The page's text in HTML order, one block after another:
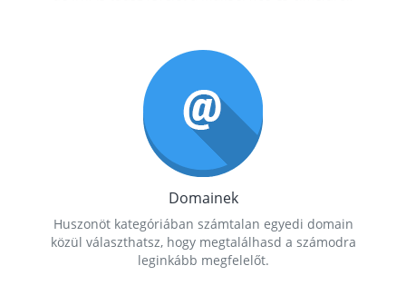
Domainek
Huszonöt kategóriában számtalan egyedi domain
közül választhatsz, hogy megtalálhasd a számodra
leginkább megfelelőt.